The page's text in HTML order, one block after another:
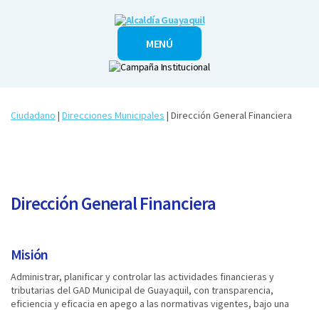
Alcaldía
GuayaquilMENÚ
Ciudadano | Direcciones Municipales | ​Dirección General Financiera
Dirección General Financiera
Misión
Administrar, planificar y controlar las actividades financieras y
tributarias del GAD Municipal de Guayaquil, con transparencia,
eficiencia y eficacia en apego a las normativas vigentes, bajo una